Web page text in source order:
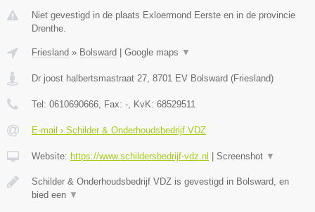
Niet gevestigd in de plaats Exloermond Eerste en in de provincie
Drenthe.
Friesland » Bolsward Google maps ▼
Dr joost halbertsmastraat 27 8701 EV Bolsward (Friesland)
Tel: 0610690666 , Fax: - , KvK: 68529511
E-mail › Schilder & Onderhoudsbedrijf VDZ
Website: https://www.schildersbedrijf-vdz.nl Screenshot ▼
Schilder & Onderhoudsbedrijf VDZ is gevestigd in Bolsward, en
bied een ▼